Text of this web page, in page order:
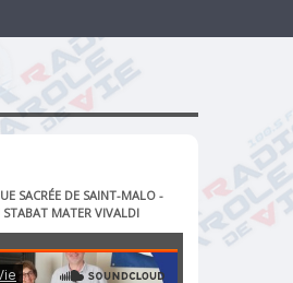
SACRÉE DE SAINT-MALO -
MATER VIVALDI